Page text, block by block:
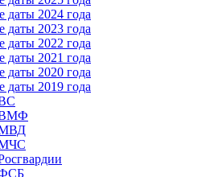
даты 2024 года
даты 2023 года
даты 2022 года
даты 2021 года
даты 2020 года
даты 2019 года